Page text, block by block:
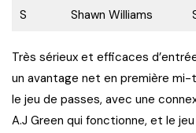
S
Shawn Williams
Très sérieux et efficaces
un avantage net en première mi-
le jeu de passes, avec une
A.J Green qui fonctionne, et le